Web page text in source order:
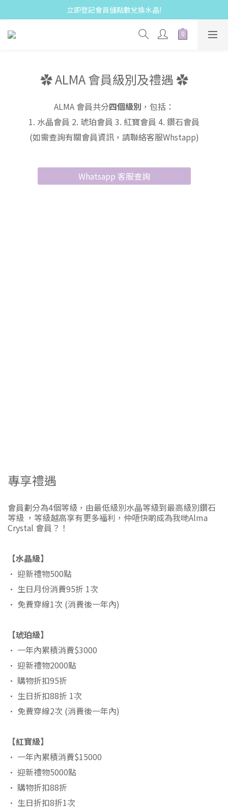
立即登記會員儲點數兌換水晶!
✿ ALMA 會員級別及禮遇 ✿
ALMA 會員共分四個級別 ，包括：
1. 水晶會員 2. 琥珀會員 3. 紅寶會員 4. 鑽石會員
(如需查詢有關會員資訊，請聯絡客服Whstapp)
Whatsapp 客服查詢
專享禮遇
會員劃分為4個等級，由最低級別水晶等級到最高級別鑽石
等級 ，等級越高享有更多福利，仲唔快啲成為我哋Alma
Crystal 會員？！
【水晶級】
• 迎新禮物500點
• 生日月份消費95折 1次
• 免費穿線1次 (消費後一年內)
【琥珀級】
• 一年內累積消費$3000
• 迎新禮物2000點
• 購物折扣95折
• 生日折扣88折 1次
• 免費穿線2次 (消費後一年內)
【紅寶級】
• 一年內累積消費$15000
• 迎新禮物5000點
• 購物折扣88折
• 生日折扣8折1次